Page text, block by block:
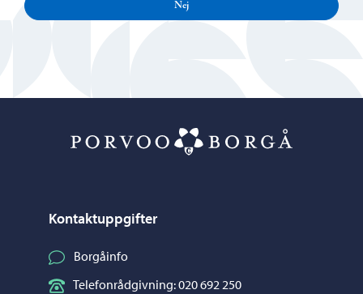
Nej
Kontaktuppgifter
Borgåinfo
Telefonrådgivning: 020 692 250